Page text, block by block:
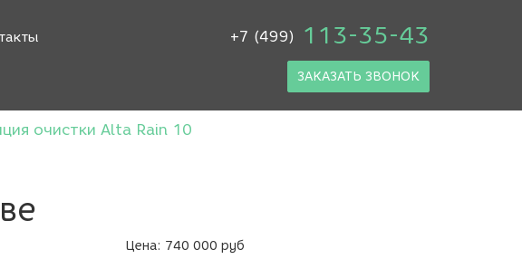
+7 (499) 113-35-43
ЗАКАЗАТЬ ЗВОНОК
очистки Alta Rain 10
Цена: 740 000 руб